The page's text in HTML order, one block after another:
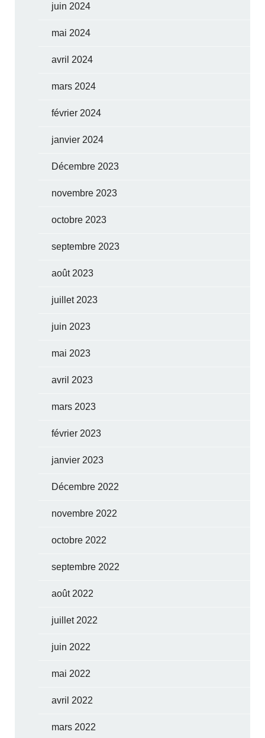
juin 2024
mai 2024
avril 2024
mars 2024
février 2024
janvier 2024
Décembre 2023
novembre 2023
octobre 2023
septembre 2023
août 2023
juillet 2023
juin 2023
mai 2023
avril 2023
mars 2023
février 2023
janvier 2023
Décembre 2022
novembre 2022
octobre 2022
septembre 2022
août 2022
juillet 2022
juin 2022
mai 2022
avril 2022
mars 2022